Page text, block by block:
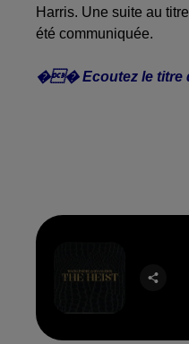
Harris. Une suite au
été communiquée.
�� Ecoutez le titre